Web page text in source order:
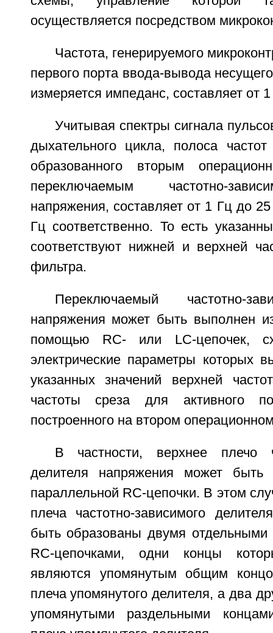
осуществляется посредством
Частота, генерируемого
первого порта ввода-вывода
измеряется импеданс, составляет от
Учитывая спектры сигнала
дыхательного цикла, полоса частот
образованного вторым
переключаемым частотно-
напряжения, составляет от 1 Гц до
Гц соответственно. То есть
соответствуют нижней и верхней
фильтра.
Переключаемый частотно-
напряжения может быть выполнен
помощью RC- или LC-цепочек,
электрические параметры которых
указанных значений верхней
частоты среза для активного
построенного на втором
В частности, верхнее плечо
делителя напряжения может
параллельной RC-цепочки. В этом
плеча частотно-зависимого
быть образованы двумя отдельными
RC-цепочками, одни концы
являются упомянутым общим
плеча упомянутого делителя, а два
упомянутыми раздельными